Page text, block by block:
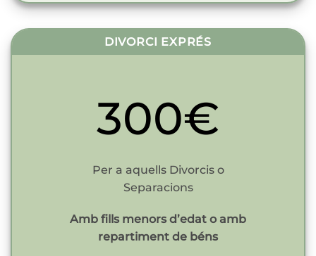
DIVORCI EXPRÉS
300€
Per a aquells Divorcis o
Separacions
Amb fills menors d’edat o amb
repartiment de béns